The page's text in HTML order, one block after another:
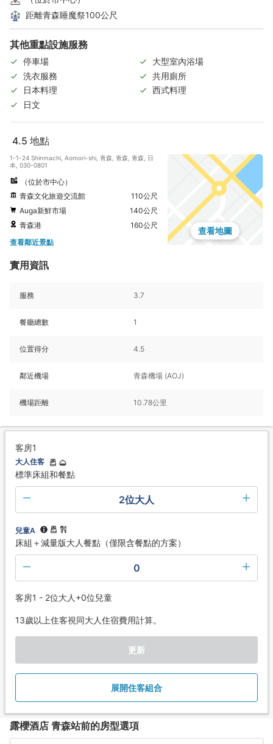
距離青森睡魔祭100公尺
其他重點設施服務
停車場
大型室內浴場
洗衣服務
共用廁所
日本料理
西式料理
日文
4.5 地點
1-1-24 Shinmachi, Aomori-shi, 青森, 青森, 青森, 日
本, 030-0801
（位於市中心）
青森文化旅遊交流館
110公尺
Auga新鮮市場
140公尺
青森港
160公尺
查看鄰近景點
查看地圖
實用資訊
服務 3.7
餐廳總數 1
位置得分 4.5
鄰近機場 青森機場 (AOJ)
機場距離 10.78公里
客房1
大人住客
標準床組和餐點
2位大人
兒童A
床組＋減量版大人餐點（僅限含餐點的方案）
0
客房1 - 2位大人+0位兒童
13歲以上住客視同大人住宿費用計算。
更新
展開住客組合
露櫻酒店 青森站前的房型選項